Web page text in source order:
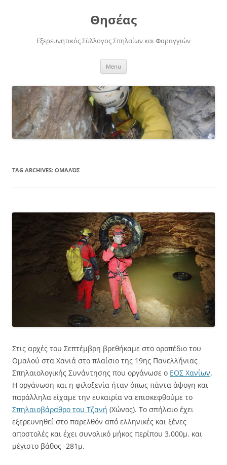
Θησέας
Εξερευνητικός Σύλλογος Σπηλαίων και Φαραγγιών
Menu
TAG ARCHIVES: ΟΜΑΛΌΣ
Στις αρχές του Σεπτέμβρη βρεθήκαμε στο οροπέδιο του
Ομαλού στα Χανιά στο πλαίσιο της 19ης Πανελλήνιας
Σπηλαιολογικής Συνάντησης που οργάνωσε ο ΕΟΣ Χανίων.
Η οργάνωση και η φιλοξενία ήταν όπως πάντα άψογη και
παράλληλα είχαμε την ευκαιρία να επισκεφθούμε το
Σπηλαιοβάραθρο του Τζανή (Χώνος). Το σπήλαιο έχει
εξερευνηθεί στο παρελθόν από ελληνικές και ξένες
αποστολές και έχει συνολικό μήκος περίπου 3.000μ. και
μέγιστο βάθος -281μ.